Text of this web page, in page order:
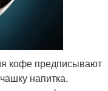
кофе предписывают
напитка.